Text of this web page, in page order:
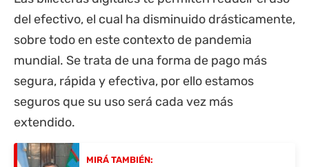
del efectivo, el cual ha disminuido drásticamente,
sobre todo en este contexto de pandemia
mundial. Se trata de una forma de pago más
segura, rápida y efectiva, por ello estamos
seguros que su uso será cada vez más
extendido.
MIRÁ TAMBIÉN: